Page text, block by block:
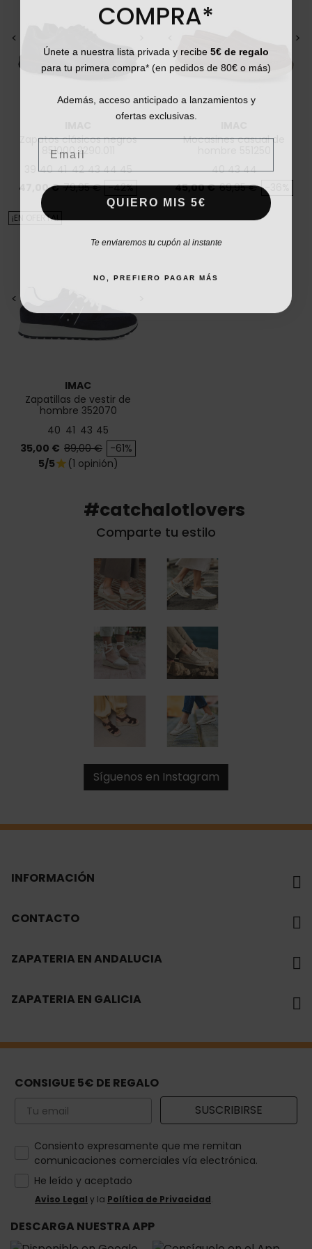
<
Zapatos clásicos negros
851000.2290.011
40 41 42 43 44 45
Precio
47,00 € Precio base
79,95 € -42%
>
Mocasines casual de
40 43 44
Precio
45,00 € Precio base
69,95 € -36%
<
IMAC
Zapatillas de vestir de
hombre 352070
40 41 43 45
Precio
35,00 € Precio base
89,00 € -61%
¡EN OFERTA!
5/5star (1 opinión)
#catchalotlovers
Comparte tu estilo
Síguenos en Instagram
INFORMACIÓN
CONTACTO
ZAPATERIA EN ANDALUCIA
ZAPATERIA EN GALICIA
CONSIGUE 5€ DE REGALO
Email SUSCRIBIRSE
How would you like to hear from us?
Consiento expresamente que me remitan
comunicaciones comerciales vía electrónica.
He leído y aceptado
Aviso Legal y la Política de Privacidad.
DESCARGA NUESTRA APP
COMPRA*
Únete a nuestra lista privada y recibe 5€ de regalo
para tu primera compra* (en pedidos de 80€ o más)
Además, acceso anticipado a lanzamientos y
ofertas exclusivas.
Email
QUIERO MIS 5€
Te enviaremos tu cupón al instante
NO, PREFIERO PAGAR MÁS